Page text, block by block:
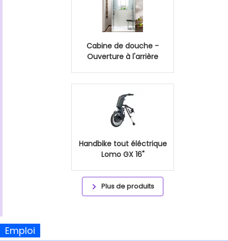
Cabine de douche -
Ouverture à l'arrière
Handbike tout éléctrique
Lomo GX 16"
Plus de produits
Emploi